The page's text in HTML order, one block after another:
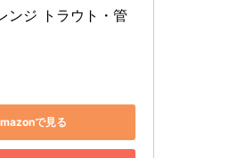
ンジ トラウト・管
で見る